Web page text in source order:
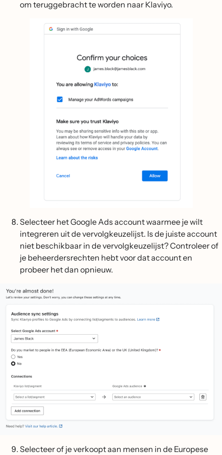
om teruggebracht te worden naar Klaviyo.
Selecteer het Google Ads account waarmee je wilt
integreren uit de vervolgkeuzelijst. Is de juiste account
niet beschikbaar in de vervolgkeuzelijst? Controleer of
je beheerdersrechten hebt voor dat account en
probeer het dan opnieuw.
Selecteer of je verkoopt aan mensen in de Europese